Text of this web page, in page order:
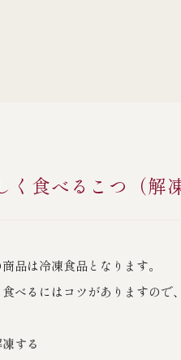
く食べるこつ（解
品は冷凍食品となります。
べるにはコツがありますので
する